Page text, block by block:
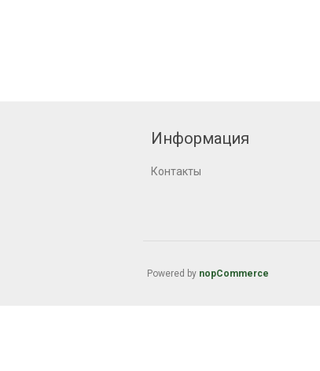
Информация
Контакты
Powered by nopCommerce